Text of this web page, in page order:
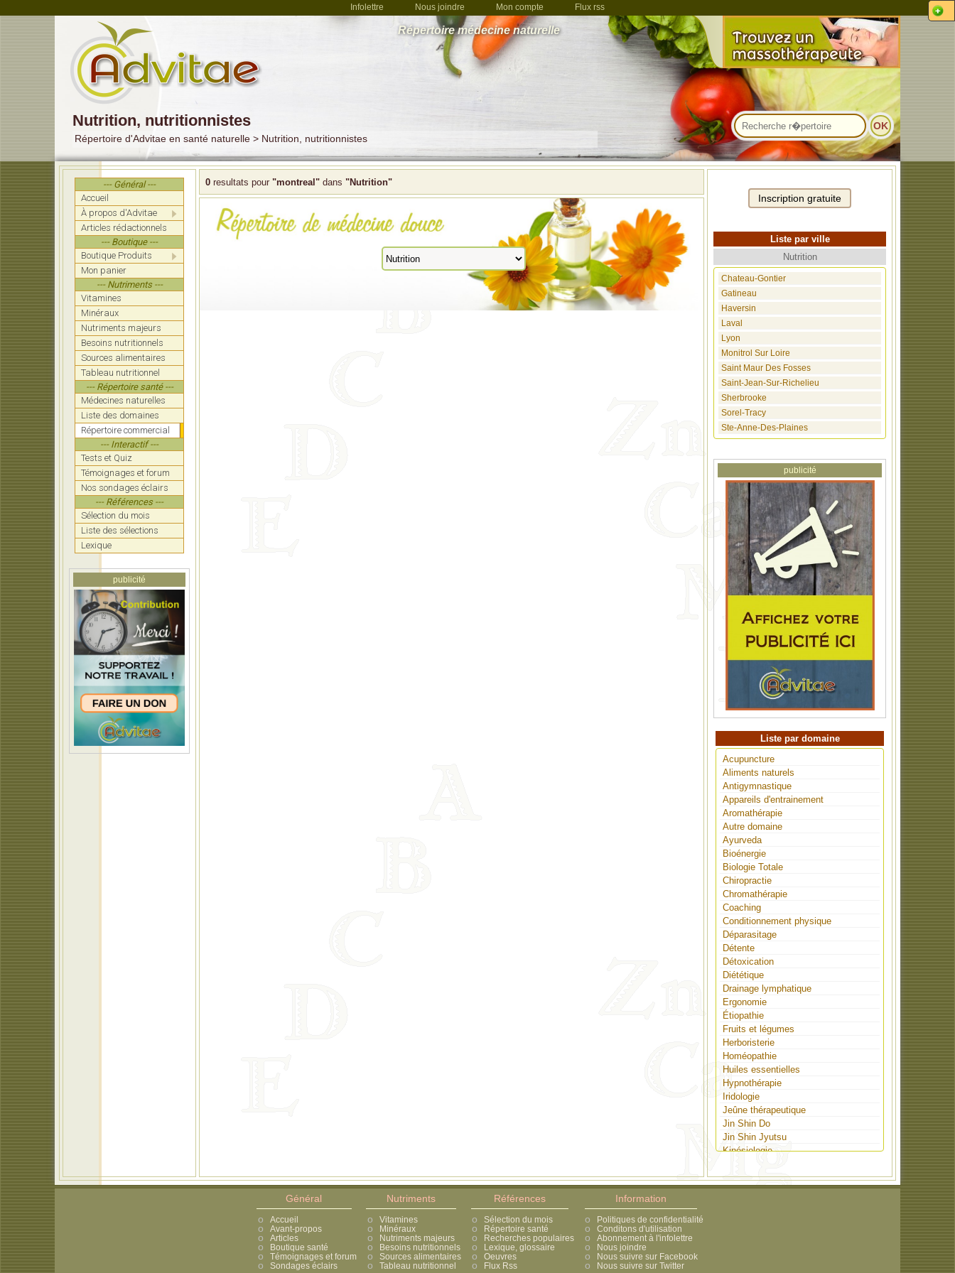
Infolettre Nous joindre Mon compte Flux rss
Répertoire médecine naturelle
Nutrition, nutritionnistes
Répertoire d'Advitae en santé naturelle > Nutrition, nutritionnistes
--- Général ---
Accueil
À propos d'Advitae
Articles rédactionnels
--- Boutique ---
Boutique Produits
Mon panier
--- Nutriments ---
Vitamines
Minéraux
Nutriments majeurs
Besoins nutritionnels
Sources alimentaires
Tableau nutritionnel
--- Répertoire santé ---
Médecines naturelles
Liste des domaines
Répertoire commercial
--- Interactif ---
Tests et Quiz
Témoignages et forum
Nos sondages éclairs
--- Références ---
Sélection du mois
Liste des sélections
Lexique
publicité
0 resultats pour "montreal" dans "Nutrition"
Liste par ville
Nutrition
Chateau-Gontier
Gatineau
Haversin
Laval
Lyon
Monitrol Sur Loire
Saint Maur Des Fosses
Saint-Jean-Sur-Richelieu
Sherbrooke
Sorel-Tracy
Ste-Anne-Des-Plaines
publicité
Liste par domaine
Acupuncture
Aliments naturels
Antigymnastique
Appareils d'entrainement
Aromathérapie
Autre domaine
Ayurveda
Bioénergie
Biologie Totale
Chiropractie
Chromathérapie
Coaching
Conditionnement physique
Déparasitage
Détente
Détoxication
Diététique
Drainage lymphatique
Ergonomie
Étiopathie
Fruits et légumes
Herboristerie
Homéopathie
Huiles essentielles
Hypnothérapie
Iridologie
Jeûne thérapeutique
Jin Shin Do
Jin Shin Jyutsu
Kinésiologie
Massothérapie
Médecine nouvelle germanique
Général
Accueil
Avant-propos
Articles
Boutique santé
Témoignages et forum
Sondages éclairs
Nutriments
Vitamines
Minéraux
Nutriments majeurs
Besoins nutritionnels
Sources alimentaires
Tableau nutritionnel
Références
Sélection du mois
Répertoire santé
Recherches populaires
Lexique, glossaire
Oeuvres
Flux Rss
Information
Politiques de confidentialité
Conditons d'utilisation
Abonnement à l'infolettre
Nous joindre
Nous suivre sur Facebook
Nous suivre sur Twitter